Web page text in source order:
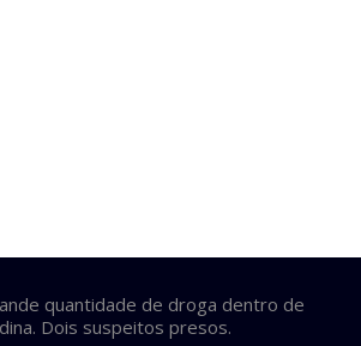
quantidade de droga dentro de
Dois suspeitos presos.